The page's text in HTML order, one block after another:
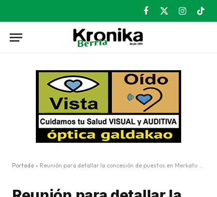
Facebook
X
Instagram
Portada » Reunión para detallar la concesión de puestos en Merkatu Plaza